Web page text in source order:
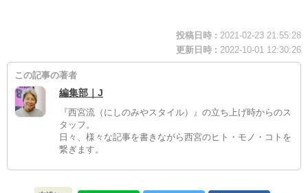
投稿日時 : 2021-02-23 21:55:28
更新日時 : 2022-10-01 12:30:26
この記事の著者
編集部｜J
『西宮流（にしのみやスタイル）』の立ち上げ時からのス
タッフ。
日々、様々な記事を書きながら西宮のヒト・モノ・コトを
繋ぎます。